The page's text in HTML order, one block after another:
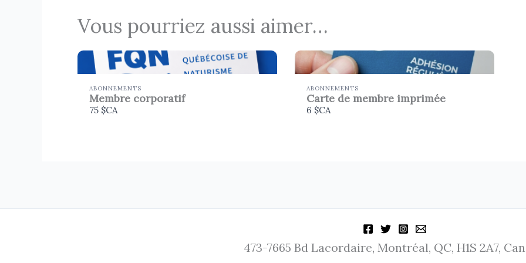
Vous pourriez aussi aimer…
ABONNEMENTS
Membre corporatif
75 $CA
ABONNEMENTS
Carte de membre imprimée
6 $CA
473-7665 Bd Lacordaire, Montréal, QC, H1S 2A7,